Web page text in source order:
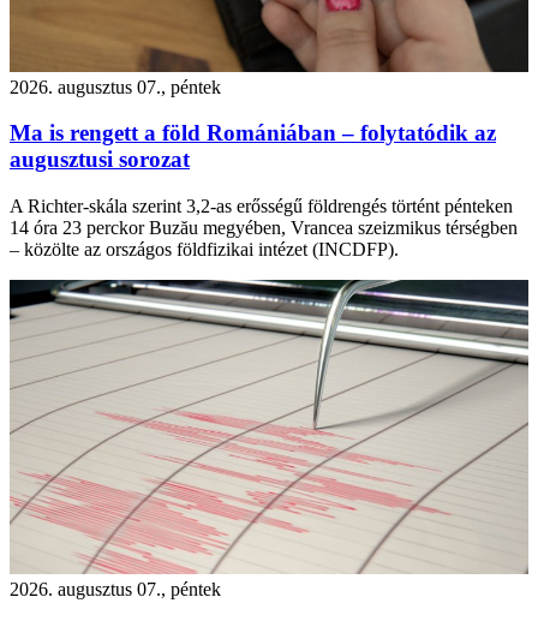
2026. augusztus 07., péntek
Ma is rengett a föld Romániában – folytatódik az
augusztusi sorozat
A Richter-skála szerint 3,2-as erősségű földrengés történt pénteken
14 óra 23 perckor Buzău megyében, Vrancea szeizmikus térségben
– közölte az országos földfizikai intézet (INCDFP).
2026. augusztus 07., péntek